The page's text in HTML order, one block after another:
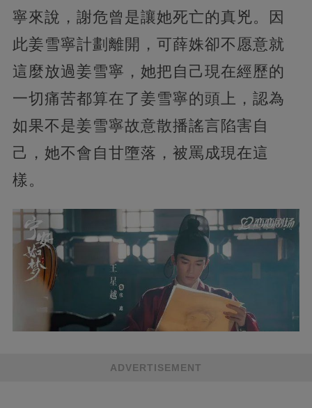
寧來說，謝危曾是讓她死亡的真兇。因
此姜雪寧計劃離開，可薛姝卻不愿意就
這麼放過姜雪寧，她把自己現在經歷的
一切痛苦都算在了姜雪寧的頭上，認為
如果不是姜雪寧故意散播謠言陷害自
己，她不會自甘墮落，被罵成現在這
樣。
ADVERTISEMENT